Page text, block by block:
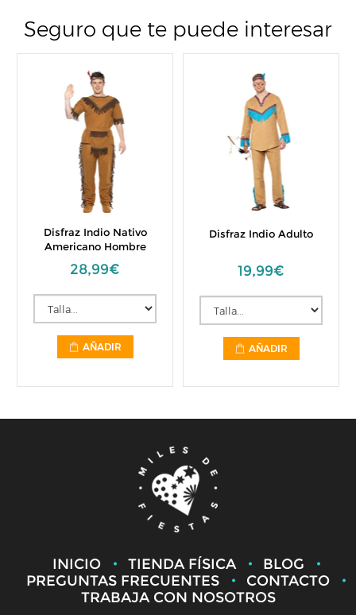
Seguro que te puede interesar
Disfraz Indio Nativo
Americano Hombre
28,99€
AÑADIR
Disfraz Indio Adulto
19,99€
AÑADIR
INICIO TIENDA FÍSICA
BLOG
PREGUNTAS FRECUENTES
CONTACTO
TRABAJA CON NOSOTROS